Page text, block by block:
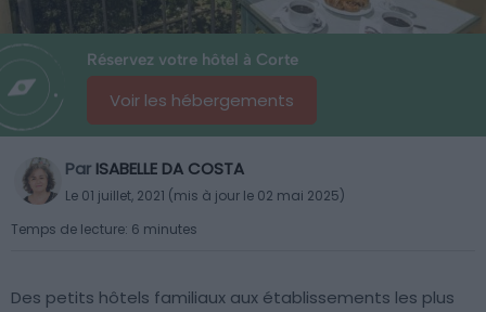
Réservez votre hôtel à Corte
Voir les hébergements
Par ISABELLE DA COSTA
Le 01 juillet, 2021 (mis à jour le 02 mai 2025)
Temps de lecture: 6 minutes
Des petits hôtels familiaux aux établissements les plus